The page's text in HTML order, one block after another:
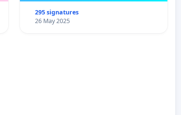
295 signatures
26 May 2025